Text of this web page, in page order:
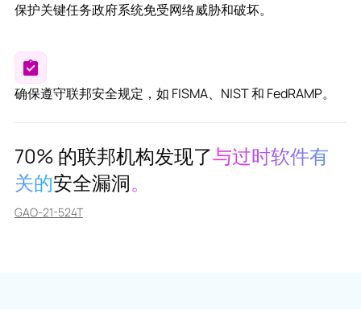
保护关键任务政府系统免受网络威胁和破坏。
确保遵守联邦安全规定，如 FISMA、NIST 和 FedRAMP。
70% 的联邦机构发现了与过时软件有
关的安全漏洞。
GAO-21-524T